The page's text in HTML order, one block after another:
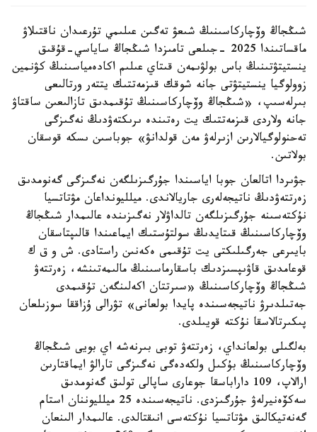
شىڭجاڭ وۆچاركاسىنىڭ شىعۋ تەگىن عىلىمي تۇرعىدان ناقتىلاۋ
ماقساتىندا 2025 -جىلعى تامىزدا شىڭجاڭ ساياسي-قۇقىق
ينستيتۋتىنىڭ باس بولۋىمەن قىتاي عىلىم اكادەمياسىنىڭ كۋنمين
زوولوگيا ينستيتۋتى جانە شوقك قىزمەتتىك يتتەر ورتالىعى
بىرلەسىپ، «شىڭجاڭ وۆچاركاسىنىڭ تۇقىمدىق تازالىعىن ساقتاۋ
جانە ولاردى قىزمەتتىك يت رەتىندە ىرىكتەۋدىڭ نەگىزگى
تەحنولوگيالارىن ازىرلەۋ مەن قولدانۋ» جوباسىن ىسكە قوسقان
بولاتىن.
جۋىردا اتالعان جوبا اياسىندا جۇرگىزىلگەن نەگىزگى گەنومدىق
زەرتتەۋدىڭ ناتيجەلەرى جاريالاندى. ميلليونداعان مۋتاتسيا
نۇكتەسىنە جۇرگىزىلگەن تالداۋلار نەگىزىندە عالىمدار شىڭجاڭ
وۆچاركاسىنىڭ قىتايدىڭ سولتۇستىك ايماعىندا قالىپتاسقان
بايىرعى جەرگىلىكتى يت تۇقىمى ەكەنىن راستادى. ش و ق ك
قوعامدىق قاۋىپسىزدىك باسقارماسىنىڭ مالىمەتىنشە، زەرتتەۋ
شىڭجاڭ وۆچاركاسىنىڭ «سىرتتان اكەلىنگەن تۇقىمدى
جەتىلدىرۋ ناتيجەسىندە پايدا بولعانى» تۋرالى ۇزاققا سوزىلعان
پىكىرتالاسقا نۇكتە قويىلدى.
بەلگىلى بولعانداي، زەرتتەۋ توبى بىرنەشە اي بويى شىڭجاڭ
وۆچاركاسىنىڭ بۇكىل ولكەدەگى نەگىزگى تارالۋ ايماقتارىن
ارالاپ، 109 داراباسقا جوعارى ساپالى تولىق گەنومدىق
سەكۆەنيرلەۋ جۇرگىزدى. ناتيجەسىندە 25 ميلليوننان استام
گەنەتيكالىق مۋتاتسيا نۇكتەسى انىقتالدى. عالىمدار الىنعان